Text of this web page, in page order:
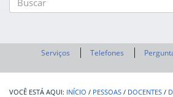
Serviços Telefones
INÍCIO / PESSOAS / DOCENTES /